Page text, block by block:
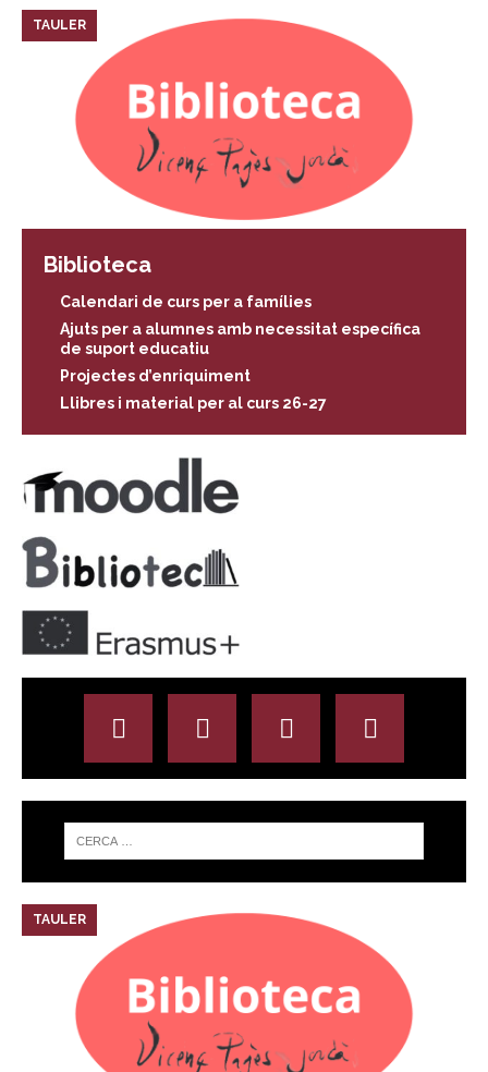
TAULER
Biblioteca
Calendari de curs per a famílies
Ajuts per a alumnes amb necessitat específica
de suport educatiu
Projectes d’enriquiment
Llibres i material per al curs 26-27
TAULER